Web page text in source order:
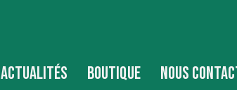
ACTUALITÉS BOUTIQUE NOUS